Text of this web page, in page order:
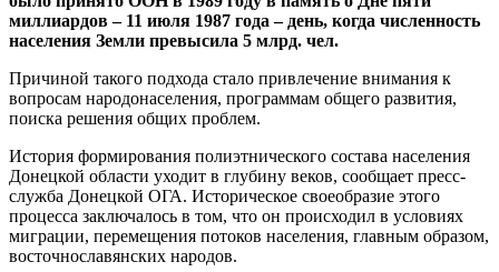
миллиардов – 11 июля 1987 года – день, когда численность
населения Земли превысила 5 млрд. чел.
Причиной такого подхода стало привлечение внимания к
вопросам народонаселения, программам общего развития,
поиска решения общих проблем.
История формирования полиэтнического состава населения
Донецкой области уходит в глубину веков, сообщает пресс-
служба Донецкой ОГА. Историческое своеобразие этого
процесса заключалось в том, что он происходил в условиях
миграции, перемещения потоков населения, главным образом,
восточнославянских народов.